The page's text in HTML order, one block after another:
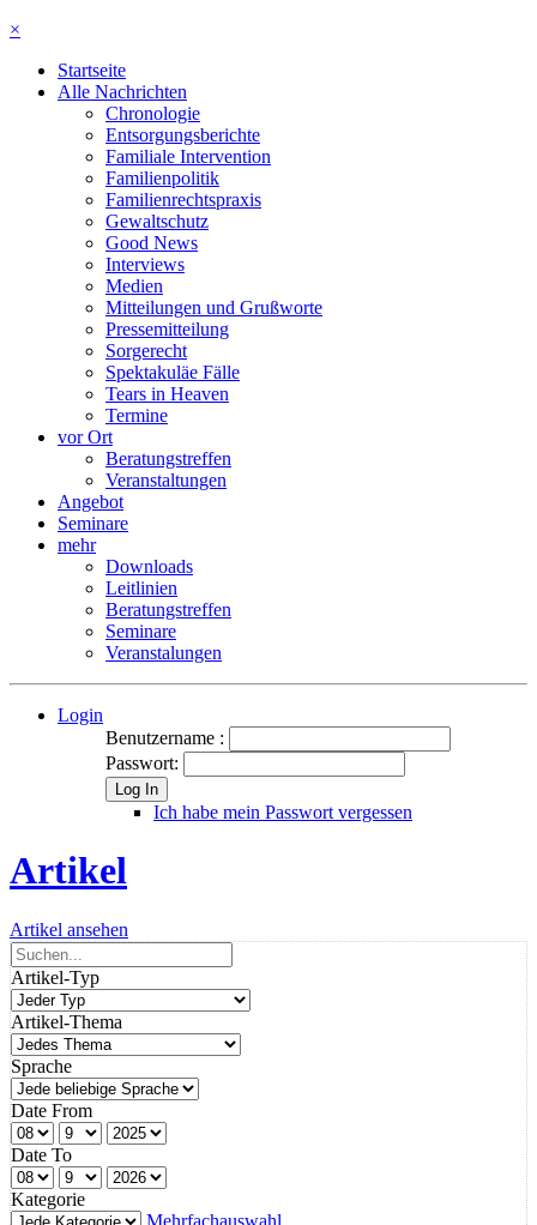
×
Startseite
Alle Nachrichten
Chronologie
Entsorgungsberichte
Familiale Intervention
Familienpolitik
Familienrechtspraxis
Gewaltschutz
Good News
Interviews
Medien
Mitteilungen und Grußworte
Pressemitteilung
Sorgerecht
Spektakuläe Fälle
Tears in Heaven
Termine
vor Ort
Beratungstreffen
Veranstaltungen
Angebot
Seminare
mehr
Downloads
Leitlinien
Beratungstreffen
Seminare
Veranstalungen
Login
Benutzername :
Passwort:
Log In
Ich habe mein Passwort vergessen
Artikel
Artikel ansehen
Artikel-Typ
Artikel-Thema
Sprache
Date From
Date To
Kategorie
Mehrfachauswahl